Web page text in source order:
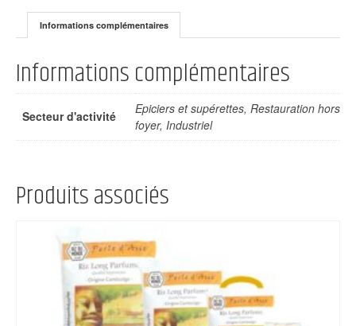
Informations complémentaires
Informations complémentaires
Secteur d'activité
Epiciers et supérettes, Restauration hors
foyer, Industriel
Produits associés